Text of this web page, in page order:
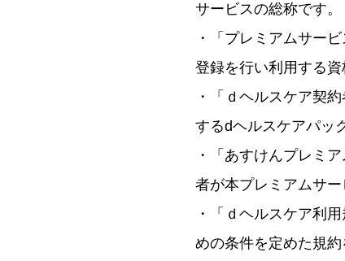
サービスの総称です。
・「プレミアムサー
登録を行い利用する資
・「ｄヘルスケア契
するdヘルスケアパッ
・「あすけんプレミ
者が本プレミアムサ
・「ｄヘルスケア利
めの条件を定めた規約